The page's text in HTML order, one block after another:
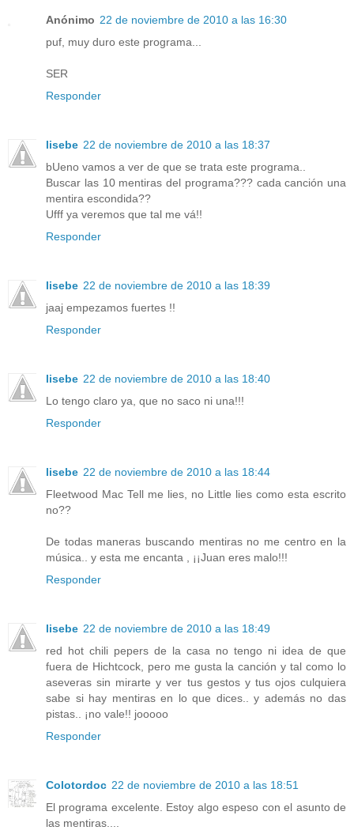
Anónimo 22 de noviembre de 2010 a las 16:30
puf, muy duro este programa...
SER
Responder
lisebe 22 de noviembre de 2010 a las 18:37
bUeno vamos a ver de que se trata este programa..
Buscar las 10 mentiras del programa??? cada canción una
mentira escondida??
Ufff ya veremos que tal me vá!!
Responder
lisebe 22 de noviembre de 2010 a las 18:39
jaaj empezamos fuertes !!
Responder
lisebe 22 de noviembre de 2010 a las 18:40
Lo tengo claro ya, que no saco ni una!!!
Responder
lisebe 22 de noviembre de 2010 a las 18:44
Fleetwood Mac Tell me lies, no Little lies como esta escrito
no??
De todas maneras buscando mentiras no me centro en la
música.. y esta me encanta , ¡¡Juan eres malo!!!
Responder
lisebe 22 de noviembre de 2010 a las 18:49
red hot chili pepers de la casa no tengo ni idea de que
fuera de Hichtcock, pero me gusta la canción y tal como lo
aseveras sin mirarte y ver tus gestos y tus ojos culquiera
sabe si hay mentiras en lo que dices.. y además no das
pistas.. ¡no vale!! jooooo
Responder
Colotordoc 22 de noviembre de 2010 a las 18:51
El programa excelente. Estoy algo espeso con el asunto de
las mentiras....